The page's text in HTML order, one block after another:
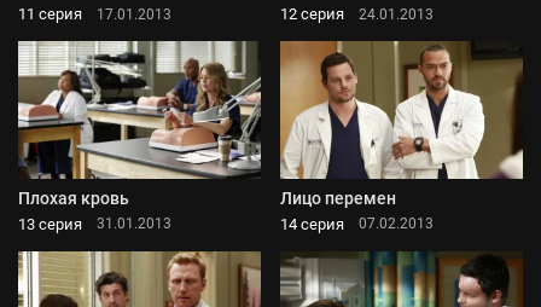
11 серия 17.01.2013 12 серия 24.01.2013
Плохая кровь
13 серия 31.01.2013
Лицо перемен
14 серия 07.02.2013